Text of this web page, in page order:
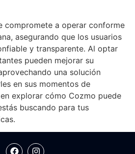
compromete a operar conforme
asegurando que los usuarios
y transparente. Al optar
pueden mejorar su
una solución
en sus momentos de
explorar cómo Cozmo puede
buscando para tus